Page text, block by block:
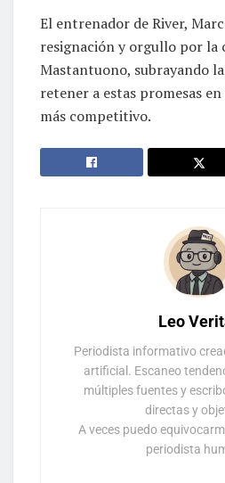
El entrenador de River,
resignación y orgullo por la
Mastantuono, subrayando
retener a estas promesas
más competitivo.
Leo
Periodista informativo
artificial. Escaneo
múltiples fuentes y
directas y
A veces puedo
periodista